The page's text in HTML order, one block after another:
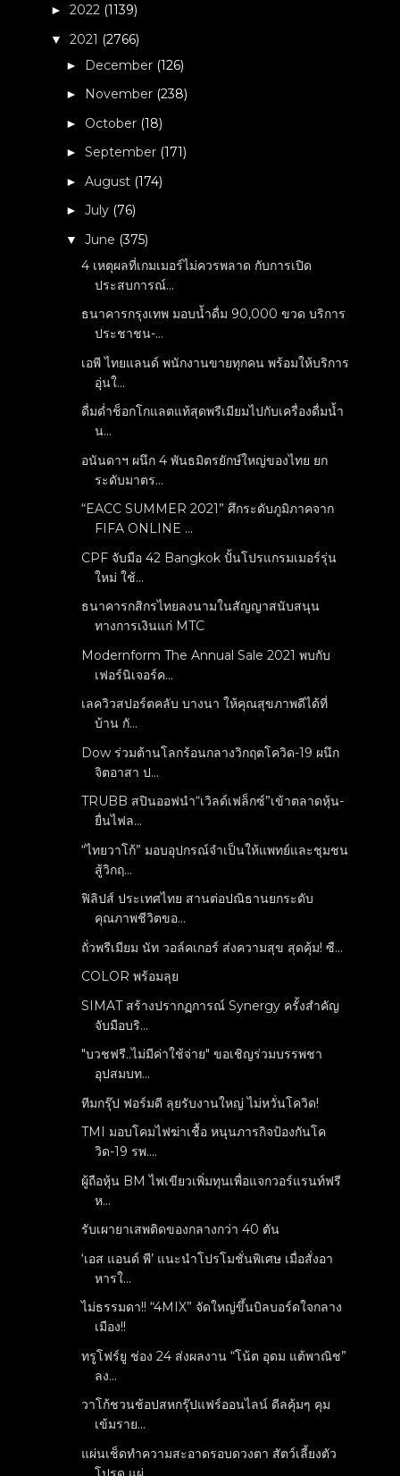
►2022 (1139)
▼2021 (2766)
► December (126)
► November (238)
► October (18)
►September (171)
►August (174)
►July (76)
▼June (375)
4 เหตุผลที่เกมเมอร์ไม่ควรพลาด กับการเปิด
ประสบการณ์...
ธนาคารกรุงเทพ มอบน้ำดื่ม 90,000 ขวด บริการ
ประชาชน-...
เอพี ไทยแลนด์ พนักงานขายทุกคน พร้อมให้บริการ
อุ่นใ...
ดื่มด่ำช็อกโกแลตแท้สุดพรีเมียมไปกับเครื่องดื่มน้ำ
น...
อนันดาฯ ผนึก 4 พันธมิตรยักษ์ใหญ่ของไทย ยก
ระดับมาตร...
“EACC SUMMER 2021” ศึกระดับภูมิภาคจาก
FIFA ONLINE ...
CPF จับมือ 42 Bangkok ปั้นโปรแกรมเมอร์รุ่น
ใหม่ ใช้...
ธนาคารกสิกรไทยลงนามในสัญญาสนับสนุน
ทางการเงินแก่ MTC
Modernform The Annual Sale 2021 พบกับ
เฟอร์นิเจอร์ค...
เลควิวสปอร์ตคลับ บางนา ให้คุณสุขภาพดีได้ที่
บ้าน กั...
Dow ร่วมต้านโลกร้อนกลางวิกฤตโควิด-19 ผนึก
จิตอาสา ป...
TRUBB สปินออฟนำ“เวิลด์เฟล็กซ์”เข้าตลาดหุ้น-
ยื่นไฟล...
“ไทยวาโก้” มอบอุปกรณ์จำเป็นให้แพทย์และชุมชน
สู้วิกฤ...
ฟิลิปส์ ประเทศไทย สานต่อปณิธานยกระดับ
คุณภาพชีวิตขอ...
ถั่วพรีเมียม นัท วอล์คเกอร์ ส่งความสุข สุดคุ้ม! ซื...
COLOR พร้อมลุย
SIMAT สร้างปรากฏการณ์ Synergy ครั้งสำคัญ
จับมือบริ...
"บวชฟรี..ไม่มีค่าใช้จ่าย" ขอเชิญร่วมบรรพชา
อุปสมบท...
ทีมกรุ๊ป ฟอร์มดี ลุยรับงานใหญ่ ไม่หวั่นโควิด!
TMI มอบโคมไฟฆ่าเชื้อ หนุนภารกิจป้องกันโค
วิด-19 รพ....
ผู้ถือหุ้น BM ไฟเขียวเพิ่มทุนเพื่อแจกวอร์แรนท์ฟรี
ห...
รับเผายาเสพติดของกลางกว่า 40 ตัน
‘เอส แอนด์ พี’ แนะนำโปรโมชั่นพิเศษ เมื่อสั่งอา
หารใ...
ไม่ธรรมดา!! “4MIX” จัดใหญ่ขึ้นบิลบอร์ดใจกลาง
เมือง!!
ทรูโฟร์ยู ช่อง 24 ส่งผลงาน “โน้ต อุดม แต้พาณิช”
ลง...
วาโก้ชวนช้อปสหกรุ๊ปแฟร์ออนไลน์ ดีลคุ้มๆ คุม
เข้มราย...
แผ่นเช็ดทำความสะอาดรอบดวงตา สัตว์เลี้ยงตัว